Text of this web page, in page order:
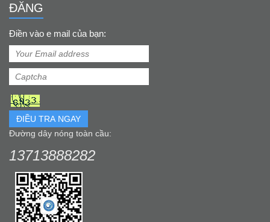
ĐĂNG
Điền vào e mail của bạn:
ĐIỀU TRA NGAY
Đường dây nóng toàn cầu:
13713888282